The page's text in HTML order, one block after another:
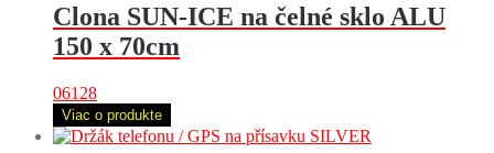
Clona SUN-ICE na čelné sklo ALU
150 x 70cm
06128
Viac o produkte